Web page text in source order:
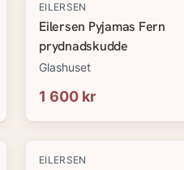
EILERSEN
Eilersen Pyjamas Fern
prydnadskudde
Glashuset
1 600 kr
EILERSEN